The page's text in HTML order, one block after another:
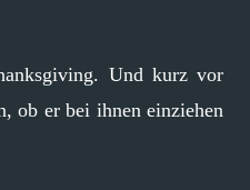
Und kurz vor
ob er bei ihnen einziehen